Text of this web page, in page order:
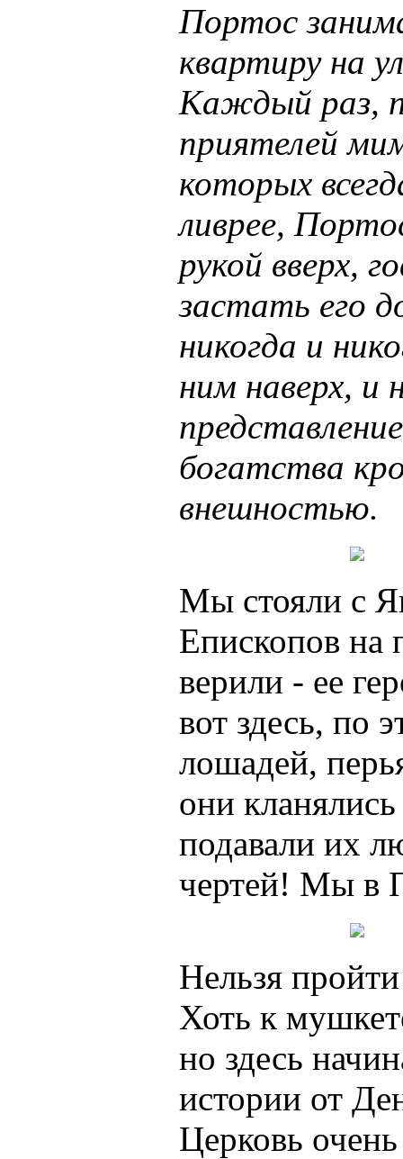
Портос
квартиру на
Каждый раз,
приятелей
которых
ливрее,
рукой вверх,
застать его
никогда и
ним наверх, и
богатства
внешностью.
Мы стояли с
Епископов
верили - ее
вот здесь, по
лошадей,
они
подавали их
чертей! Мы в
Нельзя
Хоть к
но здесь
истории от
Церковь